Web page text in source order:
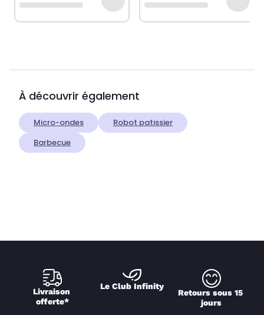
À découvrir également
Micro-ondes
Robot patissier
Barbecue
Livraison
offerte*
Le Club Infinity
Retours sous 15
jours